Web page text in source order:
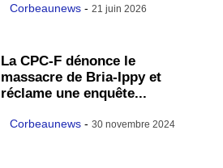
Corbeaunews - 21 juin 2026
La CPC-F dénonce le
massacre de Bria-Ippy et
réclame une enquête...
Corbeaunews - 30 novembre 2024